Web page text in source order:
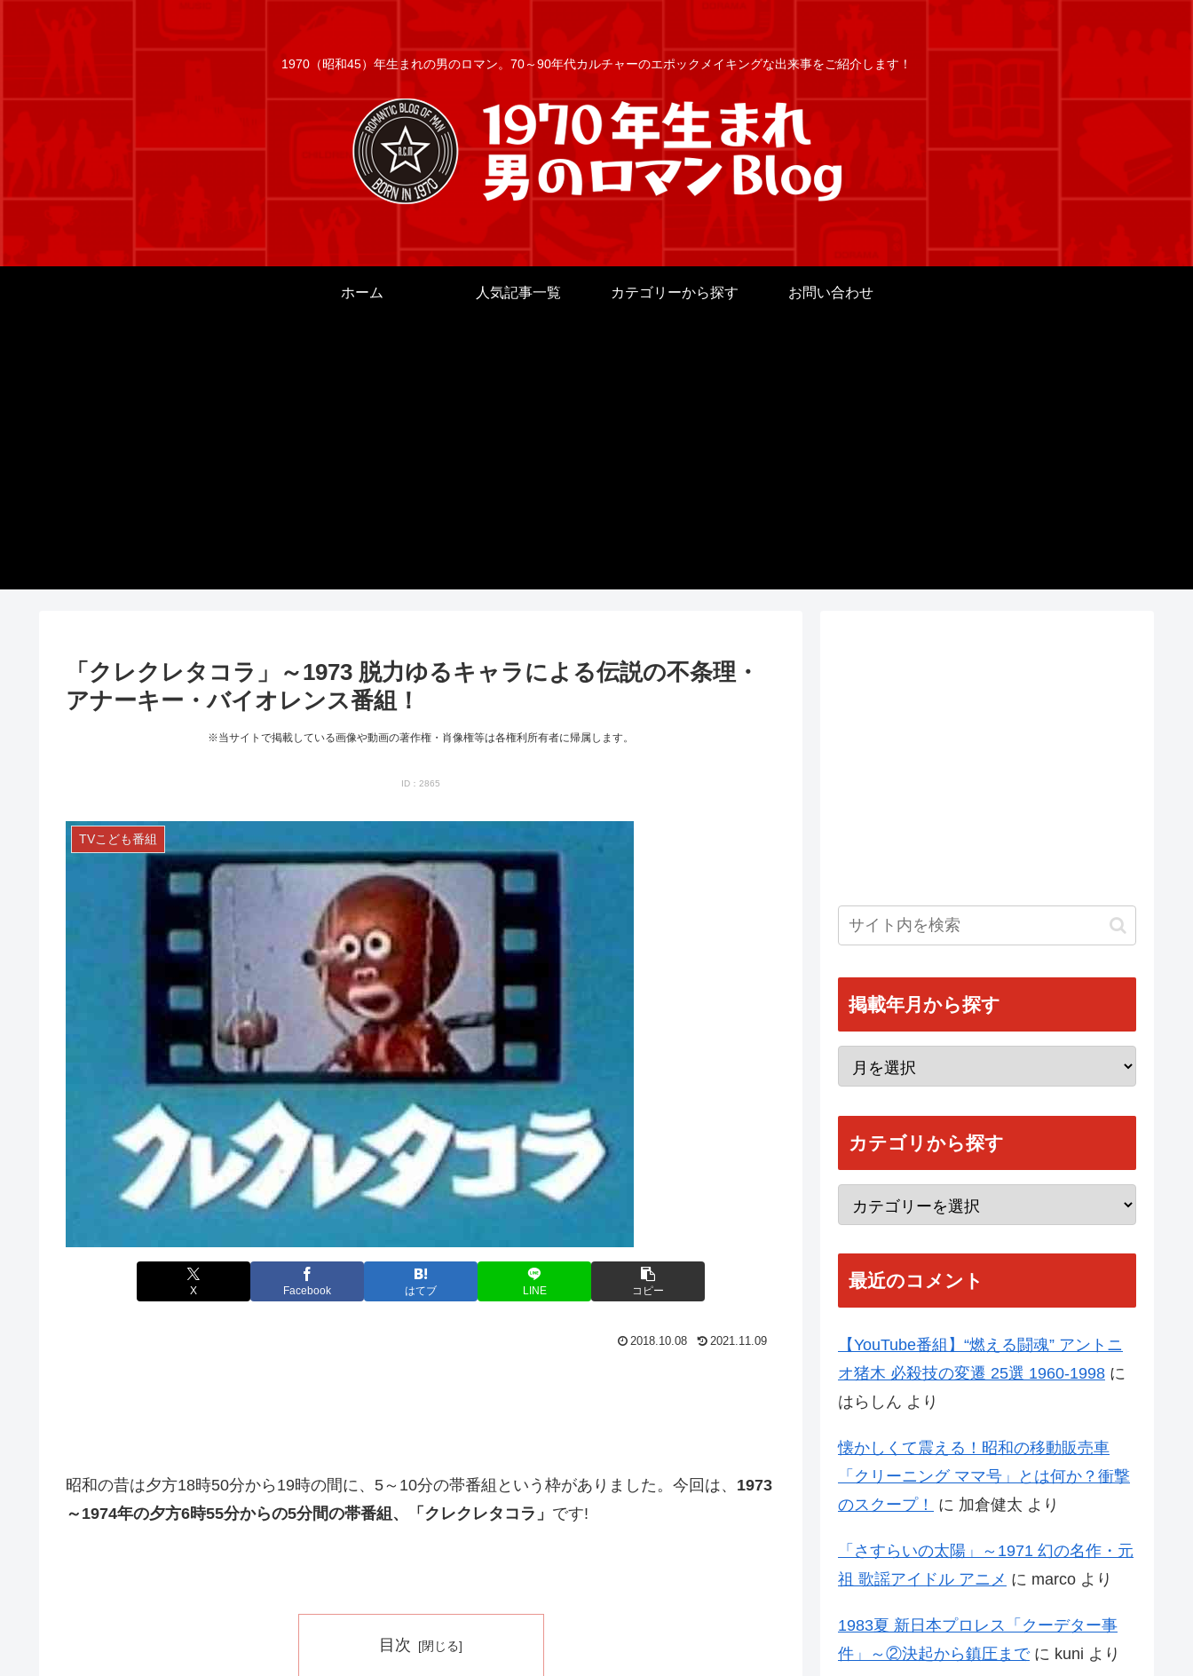
1970（昭和45）年生まれの男のロマン。70～90年代カルチャーのエポックメイキングな出来事をご紹介します！
ホーム 人気記事一覧 カテゴリーから探す お問い合わせ
「クレクレタコラ」～1973 脱力ゆるキャラによる伝説の不条理・
アナーキー・バイオレンス番組！
※当サイトで掲載している画像や動画の著作権・肖像権等は各権利所有者に帰属します。
ID：2865
TVこども番組
X Facebook はてブ LINE コピー
2018.10.08 2021.11.09
昭和の昔は夕方18時50分から19時の間に、5～10分の帯番組という枠がありました。今回は、 1973
～1974年の夕方6時55分からの5分間の帯番組、「クレクレタコラ」 です!
目次
掲載年月から探す
カテゴリから探す
最近のコメント
【YouTube番組】“燃える闘魂” アントニ
オ猪木 必殺技の変遷 25選 1960-1998 に
はらしん より
懐かしくて震える！昭和の移動販売車
「クリーニング ママ号」とは何か？衝撃
のスクープ！
に 加倉健太 より
「さすらいの太陽」～1971 幻の名作・元
祖 歌謡アイドル アニメ に marco より
1983夏 新日本プロレス「クーデター事
件」～②決起から鎮圧までに kuni より